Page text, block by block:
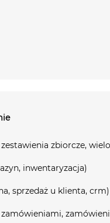
zbiorcze,
inwentaryzacja)
sprzedaż u klienta, crm)